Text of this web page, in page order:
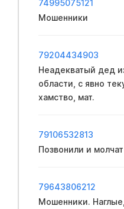
74995075121
Мошенники
79204434903
Неадекватый дед
области, с явно
хамство, мат.
79106532813
Позвонили и молчат
79643806212
Мошенники.